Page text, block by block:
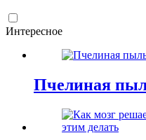
Интересное
Пчелиная